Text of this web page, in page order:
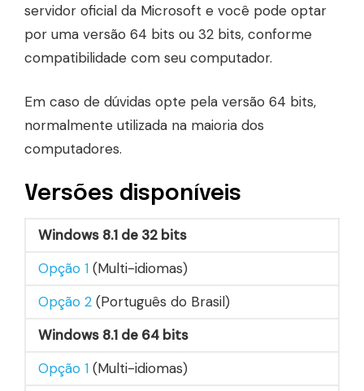
servidor oficial da Microsoft e você pode optar
por uma versão 64 bits ou 32 bits, conforme
compatibilidade com seu computador.
Em caso de dúvidas opte pela versão 64 bits,
normalmente utilizada na maioria dos
computadores.
Versões disponíveis
Windows 8.1 de 32 bits
Opção 1 (Multi-idiomas)
Opção 2 (Português do Brasil)
Windows 8.1 de 64 bits
Opção 1 (Multi-idiomas)